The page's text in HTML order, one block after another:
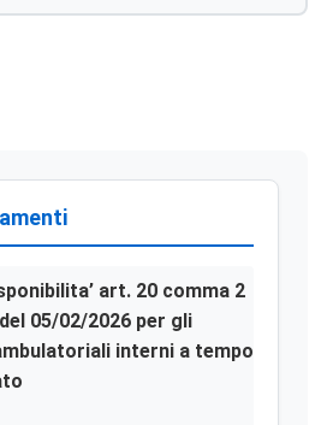
art. 20 comma 2
05/02/2026 per gli
interni a tempo